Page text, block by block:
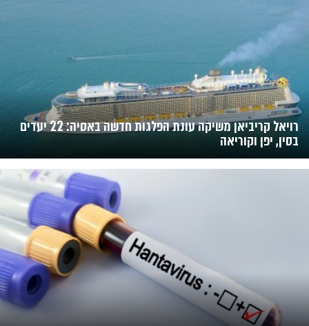
רויאל קריביאן משיקה עונת הפלגות חדשה באסיה: 22 יעדים
בסין, יפן וקוריאה